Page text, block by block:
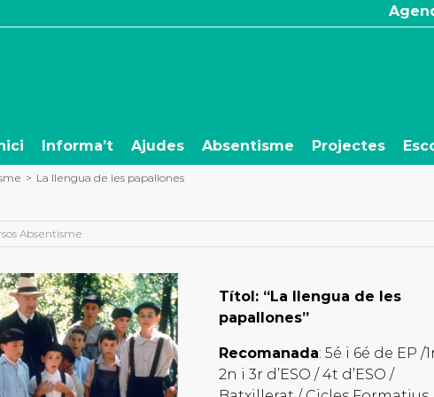
Informa’t Ajudes Absentisme Projectes
> La llengua de les papallones
Absentisme
Títol: “La llengua de les
papallones”
Recomanada: 5é i 6é de EP /
2n i 3r d’ESO / 4t d’ESO /